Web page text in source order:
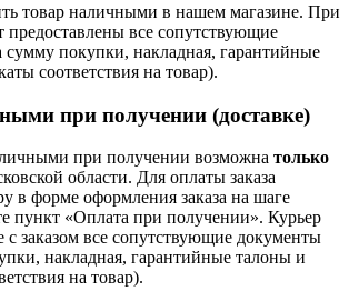
товар наличными в нашем магазине. При
предоставлены все сопутствующие
сумму покупки, накладная, гарантийные
соответствия на товар).
при получении (доставке)
при получении возможна только
области. Для оплаты заказа
в форме оформления заказа на шаге
пункт «Оплата при получении». Курьер
с заказом все сопутствующие документы
накладная, гарантийные талоны и
на товар).